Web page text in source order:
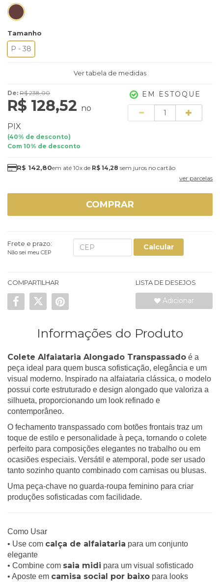
Tamanho
P - 38
Ver tabela de medidas
De: R$ 238,00
R$ 128,52 no
PIX
(40% de desconto)
Com 10% de desconto
EM ESTOQUE
R$ 142,80 10x de R$ 14,28 sem juros
ver parcelas
COMPRAR
Frete e prazo:
Não sei meu CEP
Calcular
COMPARTILHAR LISTA DE DESEJOS
Adicionar
Informações do Produto
Colete Alfaiataria Alongado Transpassado é a
peça ideal para quem busca sofisticação, elegância e um
visual moderno. Inspirado na alfaiataria clássica, o modelo
possui corte estruturado e design alongado que valoriza a
silhueta, proporcionando um look refinado e
contemporâneo.
O fechamento transpassado com botões frontais traz um
toque de estilo e personalidade à peça, tornando o colete
perfeito para composições elegantes no trabalho ou em
ocasiões especiais. Versátil e atemporal, pode ser usado
tanto sozinho quanto combinado com camisas ou blusas.
Uma peça-chave no guarda-roupa feminino para criar
produções sofisticadas com facilidade.
Como Usar
• Use com calça de alfaiataria para um conjunto
elegante
• Combine com saia midi para um visual sofisticado
• Aposte em camisa social por baixo para looks